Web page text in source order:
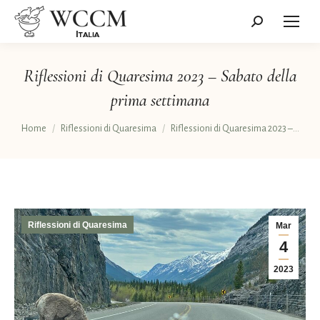
Cerca:
Riflessioni di Quaresima 2023 – Sabato della
prima settimana
Tu sei qui:
Home Riflessioni di Quaresima Riflessioni di Quaresima 2023 –…
Mar
4
2023
Riflessioni di Quaresima